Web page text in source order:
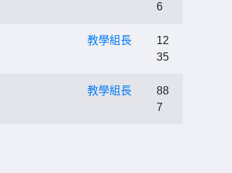
6
教學組長
12
35
教學組長
88
7